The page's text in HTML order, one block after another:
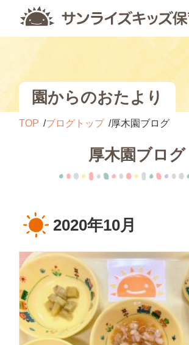
園からのおたより
TOP ブログトップ 厚木園ブログ
厚木園ブログ
2020年10月